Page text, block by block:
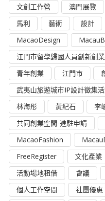
文創工作營
澳門展覽
馬利
藝術 設計
MacaoDesign
江門市留學歸國人員創新創
青年創業
江門市
武夷山旅遊城市IP設計徵集
林海彤
黃紀石 李
共同創業空間-進駐申請
MacaoFashion
FreeRegister
文化產業
活動場地租借
會議
個人工作空間
社團優惠